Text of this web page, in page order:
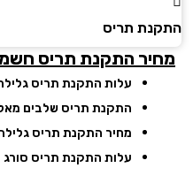
תריס
התקנת תריס חשמלי
עלות התקנת תריס גלילה ידני
התקנת תריס שלבים
מחיר התקנת תריס גלילה
עלות התקנת תריס סורג
מ-800 ₪